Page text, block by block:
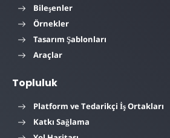
Bileşenler
Örnekler
Tasarım Şablonları
Araçlar
Topluluk
Platform ve Tedarikçi İş Ortakları
Katkı Sağlama